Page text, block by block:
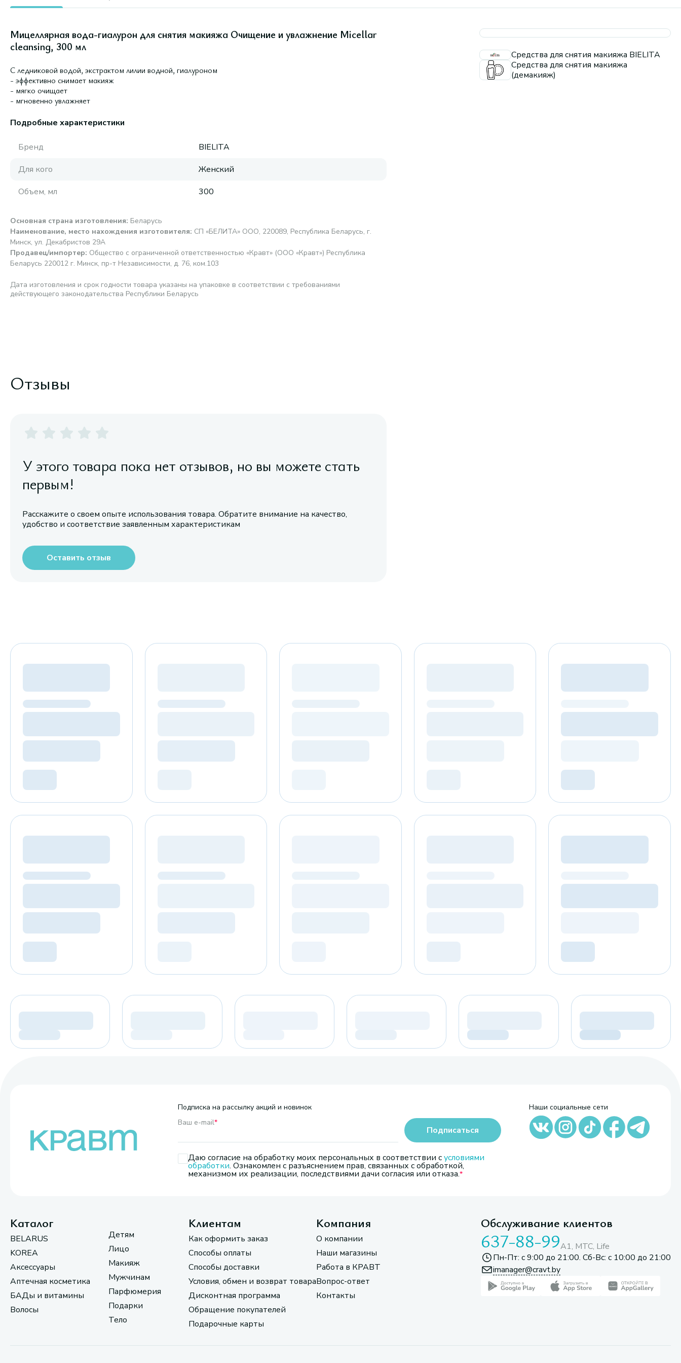
Мицеллярная вода-гиалурон для снятия макияжа Очищение и увлажнение Micellar
cleansing, 300 мл
С ледниковой водой, экстрактом лилии водной, гиалуроном
- эффективно снимает макияж
- мягко очищает
- мгновенно увлажняет
Подробные характеристики
Бренд
BIELITA
Для кого
Женский
Объем, мл
300
Основная страна изготовления: Беларусь
Наименование, место нахождения изготовителя: СП «БЕЛИТА» ООО, 220089, Республика Беларусь, г.
Минск, ул. Декабристов 29А
Продавец/импортер: Общество с ограниченной ответственностью «Кравт» (ООО «Кравт») Республика
Беларусь 220012 г. Минск, пр-т Независимости, д. 76, ком.103
Дата изготовления и срок годности товара указаны на упаковке в соответствии с требованиями
действующего законодательства Республики Беларусь
Средства для снятия макияжа BIELITA
Средства для снятия макияжа
(демакияж)
Отзывы
У этого товара пока нет отзывов, но вы можете стать
первым!
Расскажите о своем опыте использования товара. Обратите внимание на качество,
удобство и соответствие заявленным характеристикам
Оставить отзыв
Подписка на рассылку акций и новинок
Ваш e-mail*
Даю согласие на обработку моих персональных в соответствии сусловиями
обработки. Ознакомлен с разъяснением прав, связанных с обработкой,
механизмом их реализации, последствиями дачи согласия или отказа.
Подписаться
Наши социальные сети
Каталог
BELARUS
KOREA
Аксессуары
Аптечная косметика
БАДы и витамины
Волосы
Детям
Лицо
Макияж
Мужчинам
Парфюмерия
Подарки
Тело
Клиентам
Как оформить заказ
Способы оплаты
Способы доставки
Условия, обмен и возврат товара
Дисконтная программа
Обращение покупателей
Подарочные карты
Компания
О компании
Наши магазины
Работа в КРАВТ
Вопрос-ответ
Контакты
Обслуживание клиентов
637-88-99A1, МТС, Life
Пн-Пт: с 9:00 до 21:00. Сб-Вс: с 10:00 до 21:00
imanager@cravt.by